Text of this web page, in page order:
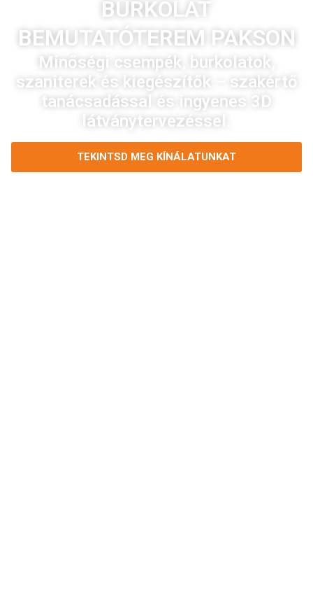
BURKOLAT
BEMUTATÓTEREM PAKSON
Minőségi csempék, burkolatok,
szaniterek és kiegészítők – szakértő
tanácsadással és ingyenes 3D
látványtervezéssel.
TEKINTSD MEG KÍNÁLATUNKAT